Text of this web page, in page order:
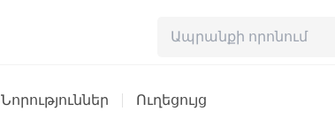
Նորություններ Ուղեցույց